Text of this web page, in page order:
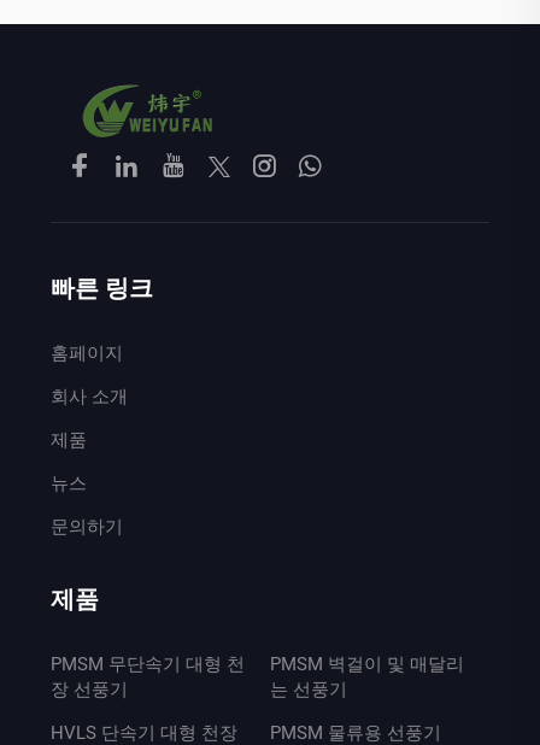
빠른 링크
홈페이지
회사 소개
제품
뉴스
문의하기
제품
PMSM 무단속기 대형 천
장 선풍기
HVLS 단속기 대형 천장
PMSM 벽걸이 및 매달리
는 선풍기
PMSM 물류용 선풍기